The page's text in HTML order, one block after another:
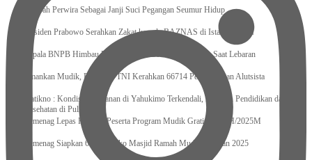
Sumpah Perwira Sebagai Janji Suci Pegangan Seumur Hidup
Presiden Prabowo Serahkan Zakat kepada BAZNAS di Istana Negara
Kepala BNPB Himbau Pemda Waspada Potensi Bencana Saat Lebaran
Amankan Mudik, Panglima TNI Kerahkan 66714 Personel Dan Alutsista
Pratikno : Kondisi Keamanan di Yahukimo Terkendali, Layanan Pendidikan dan
Kesehatan di Pulihkan
Kemenag Lepas Ratusan Peserta Program Mudik Gratis 1446 H/2025M
Kemenag Siapkan 6.180 Posko Masjid Ramah Mudik Lebaran 2025